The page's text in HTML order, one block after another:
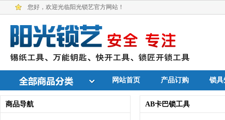
您好，欢迎光临阳光锁艺官方网站！
网站首页 产品订购 锁
商品导航 AB卡巴锁工具